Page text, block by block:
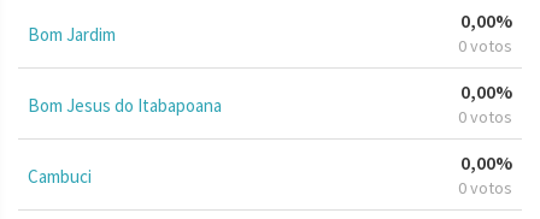
Bom Jardim
0,00%
0 votos
Bom Jesus do Itabapoana
0,00%
0 votos
Cambuci
0,00%
0 votos